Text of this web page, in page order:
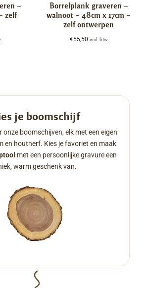
–
zelf
Borrelplank graveren –
walnoot – 48cm x 17cm –
zelf ontwerpen
€55,50 incl. btw
je boomschijf
onze boomschijven, elk met een eigen
en houtnerf. Kies je favoriet en maak
met een persoonlijke gravure een
warm geschenk van.